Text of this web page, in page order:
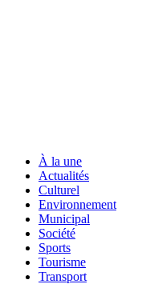
À la une
Actualités
Culturel
Environnement
Municipal
Société
Sports
Tourisme
Transport